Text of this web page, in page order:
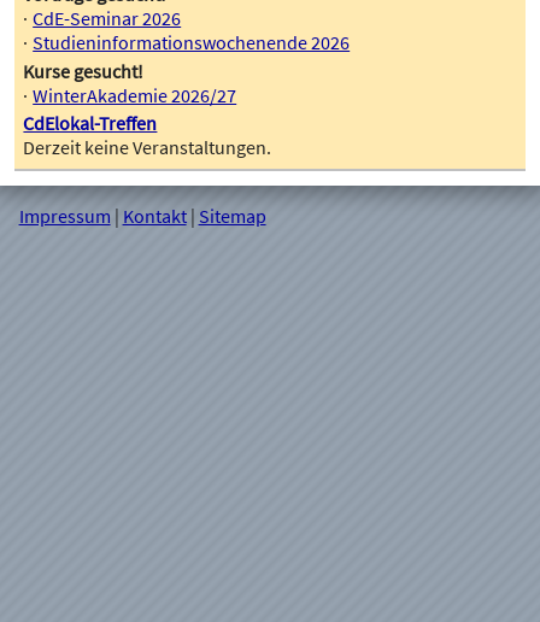
CdE-Seminar 2026
Studieninformationswochenende 2026
Kurse gesucht!
WinterAkademie 2026/27
CdElokal-Treffen
Derzeit keine Veranstaltungen.
Impressum | Kontakt| Sitemap